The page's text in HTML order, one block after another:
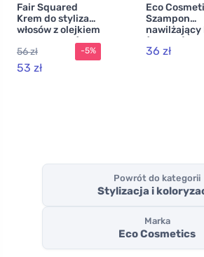
Fair Squared
Krem do stylizacji
włosów z olejkiem
arganowym (100
ml) - utrwala
fryzurę
56 zł
53 zł
-5%
Eco
Szampon
nawilżający
(200 ml) - do
włosów
36 zł
Powrót do kategorii
Stylizacja i
Marka
Eco Cosmetics